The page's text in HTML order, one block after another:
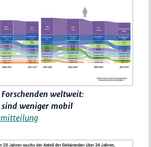
weltweit:
sind weniger mobil